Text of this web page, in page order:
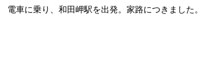
電車に乗り、和田岬駅を出発。家路につきました。